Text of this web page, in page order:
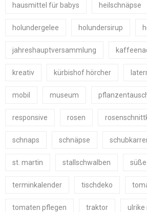
hausmittel für babys heilschnäpse
holundergelee holundersirup
jahreshauptversammlung
kreativ kürbishof hörcher
mobil museum
responsive rosen
schnaps schnäpse
st. martin stallschwalben
terminkalender tischdeko
tomaten pflegen traktor ulrike